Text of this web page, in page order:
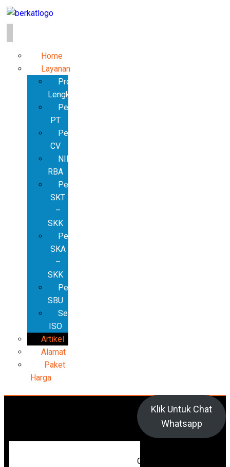
Home
Layanan
Produk
Lengkap
Pendirian
PT
Pendirian
CV
NIB
RBA
Pembuatan
SKT
–
SKK
Pembuatan
SKA
–
SKK
Pembuatan
SBU
Sertifikat
ISO
Artikel
Alamat
Paket
Harga
Klik Untuk Chat
Whatsapp
Cari